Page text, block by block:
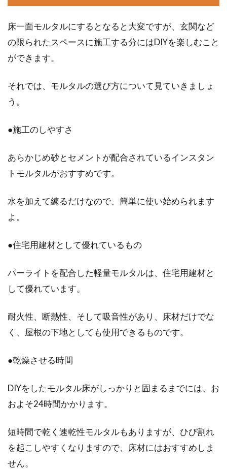
宅への関心が高まっています。その証拠に、共
働きで子...
軽量鉄骨造と木造の建物、どちらが
木造のガレージをDIYでチャレン
は、実行に移す前にまず確認申請を行いましょ
失敗のないマンションのリフォーム
はブログを参考に！
合すれば建材としても！
床一面モルタルにするとなると大変ですが、玄関など
の限られたスペースに施工する分にはDIYを楽しむこと
ができます。
それでは、モルタルの選び方について見ていきましょ
う。
●施工のしやすさ
あらかじめ砂とセメントが配合されているインスタン
トモルタルがおすすめです。
水を加えて練るだけなので、簡単に使い始められます
よ。
●住宅用建材として優れているもの
パーライトを配合した軽量モルタルは、住宅用建材と
して優れています。
耐火性、断熱性、そして吸音性があり、床材だけでな
く、屋根の下地としても使用できるものです。
●乾燥させる時間
DIYをしたモルタル床がしっかりと固まるまでには、お
およそ24時間かかります。
短時間で乾く速乾性モルタルもありますが、ひび割れ
を起こしやすくなりますので、床材にはおすすめしま
せん。